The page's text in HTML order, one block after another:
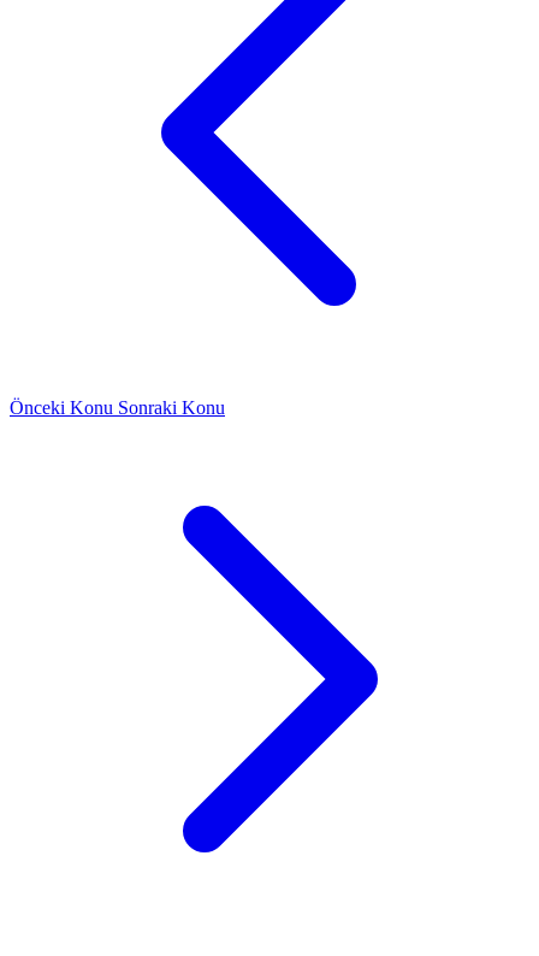
Önceki Konu Sonraki Konu